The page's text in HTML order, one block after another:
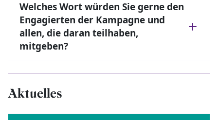
Welches Wort würden Sie gerne den
Engagierten der Kampagne und
allen, die daran teilhaben,
mitgeben?
Aktuelles